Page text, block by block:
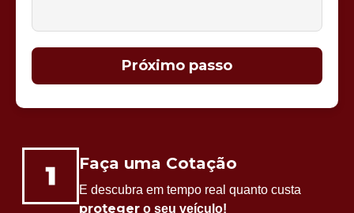
Próximo passo
Faça uma Cotação
E descubra em tempo real quanto custa
proteger o seu veículo!